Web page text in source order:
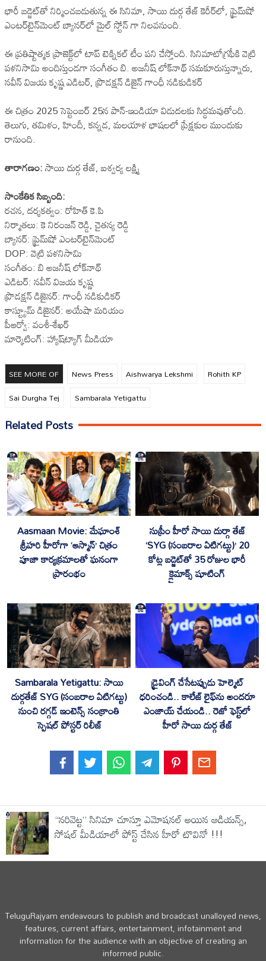
భారీ బడ్జెట్‌తో నిర్మించబడుతున్న ఈ సినిమా, సాయి దుర్గ తేజ్ కెరీర్‌లో, ప్రైమ్‌షో
ఎంటర్‌టైన్‌మెంట్ బ్యానర్‌లో మైల్ స్టోన్ గా నిలవనుంది.
ఈ ప్రతిష్టాత్మక ప్రాజెక్ట్‌లో టాప్ టెక్నికల్ టీం పని చేస్తోంది. సినిమాటోగ్రఫీకి వెట్రి
పళనిసామి అందిస్తుండగా సంగీతం బి. అజనీష్ లోక్‌నాథ్ సమకూరుస్తున్నారు,
నవీన్ విజయ కృష్ణ ఎడిటర్, ప్రొడక్షన్ డిజైన్ గాంధీ నడికుడికర్
ఈ చిత్రం 2025 సెప్టెంబర్ 25న పాన్-ఇండియా విడుదలకు సిద్ధమవుతోంది.
తెలుగు, తమిళం, హిందీ, కన్నడ, మలయాళ భాషలలో ప్రేక్షకుల ముందుకు
రానుంది.
తారాగణం:సాయి దుర్గ తేజ్, ఐశ్వర్య లక్ష్మి
సాంకేతిక సిబ్బంది:
రచన, దర్శకత్వం: రోహిత్ కె.పి
నిర్మాతలు: కె నిరంజన్ రెడ్డి, చైతన్య రెడ్డి
బ్యానర్: ప్రైమ్‌షో ఎంటర్‌టైన్‌మెంట్
DOP: వెట్రి పళనిసామి
సంగీతం: బి అజనీష్ లోక్‌నాథ్
ఎడిటర్: నవీన్ విజయ కృష్ణ
ప్రొడక్షన్ డిజైనర్: గాంధీ నడికుడికర్
కాస్ట్యూమ్ డిజైనర్: అయేషా మరియం
పీఆర్వో: వంశీ-శేఖర్
మార్కెటింగ్: హ్యాష్‌ట్యాగ్ మీడియా
SEE MORE OF News Press Aishwarya Lekshmi
Rohith KP
Sai Durgha Tej
Sambarala Yetigattu
Related Posts
Aasmaan Movie: మేఘాంశ్
శ్రీహరి హీరోగా ‘ఆస్మాన్’ చిత్రం
పూజా కార్యక్రమాలతో ఘనంగా
ప్రారంభం
సుప్రీం హీరో సాయి దుర్గా తేజ్
‘SYG (సంబరాల ఏటిగట్టు)’ 20
కోట్ల బడ్జెట్‌తో 35 రోజుల భారీ
క్లైమాక్స్‌ షూటింగ్
Sambarala Yetigattu: సాయి
దుర్గతేజ్ SYG (సంబరాల ఏటిగట్టు)
నుంచి రగ్గడ్ ఇంటెన్స్ సంక్రాంతి
స్పెషల్ పోస్టర్ రిలీజ్
డ్రైవింగ్ చేసేటప్పుడు హెల్మెట్
ధరించండి.. కాలేజ్ లైఫ్‌ను అందరూ
ఎంజాయ్ చేయండి.. రెజో ఫెస్ట్‌లో
హీరో సాయి దుర్గ తేజ్
“నరివెట్ట” సినిమా చూస్తూ ఎమోషనల్ అయిన ఆడియన్స్,
సోషల్ మీడియాలో పోస్ట్ చేసిన హీరో టొవినో !!!
TeluguRajyam endeavours to publish and broadcast unalloyed news,
features, current affairs, entertainment, infotainment and
information for the audience with an objective of creating an
informed public.